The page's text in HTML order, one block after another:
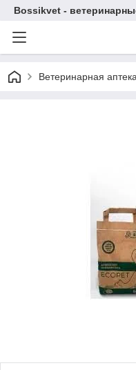
Bossikvet -
Ветеринарная аптека